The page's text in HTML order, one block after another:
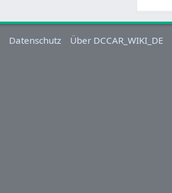
0
2
4
Datenschutz Über DCCAR_WIKI_DE